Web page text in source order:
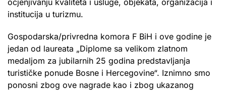
institucija u turizmu.
Gospodarska/privredna komora F BiH i ove godine je
jedan od laureata „Diplome sa velikom zlatnom
medaljom za jubilarnih 25 godina predstavljanja
turističke ponude Bosne i Hercegovine“. Iznimno smo
ponosni zbog ove nagrade kao i zbog ukazanog